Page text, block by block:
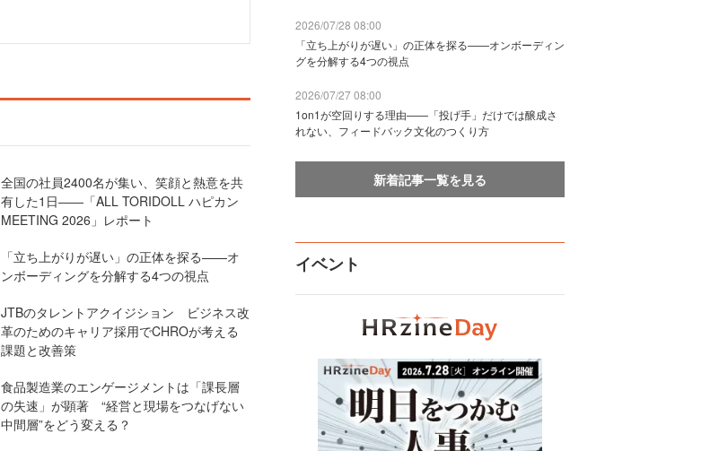
全国の社員2400名が集い、笑顔と熱意を共
有した1日――「ALL TORIDOLL ハピカン
MEETING 2026」レポート
「立ち上がりが遅い」の正体を探る——オ
ンボーディングを分解する4つの視点
JTBのタレントアクイジション ビジネス改
革のためのキャリア採用でCHROが考える
課題と改善策
食品製造業のエンゲージメントは「課長層
の失速」が顕著 “経営と現場をつなげない
中間層”をどう変える？
2026/07/28 08:00
「立ち上がりが遅い」の正体を探る——オンボーディン
グを分解する4つの視点
2026/07/27 08:00
1on1が空回りする理由——「投げ手」だけでは醸成さ
れない、フィードバック文化のつくり方
新着記事一覧を見る
イベント